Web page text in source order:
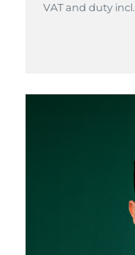
VAT and duty incl.
VAT and duty incl.